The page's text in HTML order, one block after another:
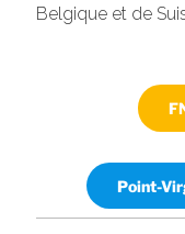
Belgique et de
Point-